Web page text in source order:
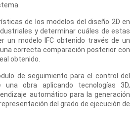
de los modelos del diseño 2D en
y determinar cuáles de estas
un modelo IFC obtenido través de un
correcta comparación posterior con
obtenido.
de seguimiento para el control del
obra aplicando tecnologías 3D,
automático para la generación
del grado de ejecución de